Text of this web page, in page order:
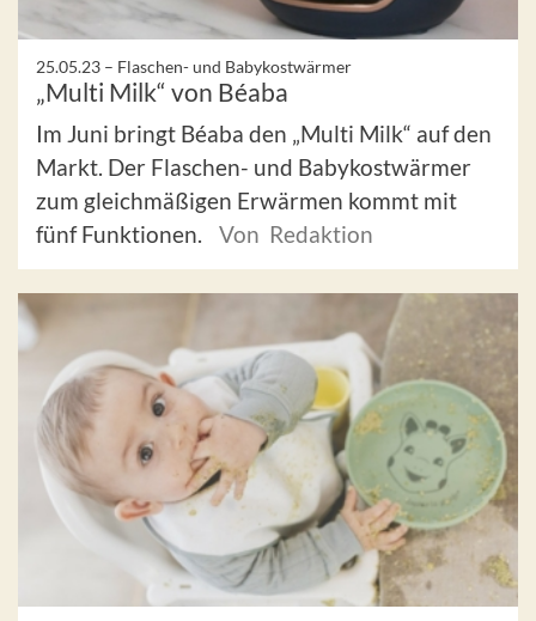
25.05.23 – Flaschen- und Babykostwärmer
„Multi Milk“ von Béaba
Im Juni bringt Béaba den „Multi Milk“ auf den
Markt. Der Flaschen- und Babykostwärmer
zum gleichmäßigen Erwärmen kommt mit
fünf Funktionen.
Von Redaktion